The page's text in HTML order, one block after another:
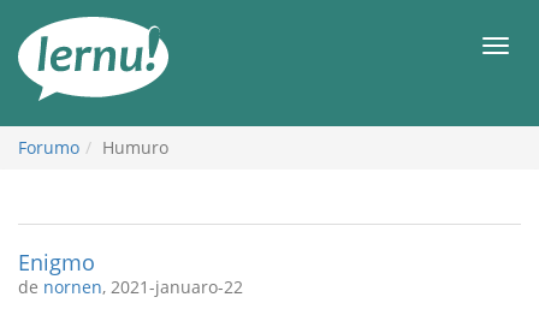
enhavo
Forumo Humuro
Enigmo
de nornen, 2021-januaro-22